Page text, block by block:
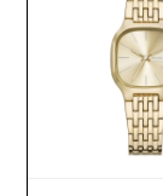
WATCHME